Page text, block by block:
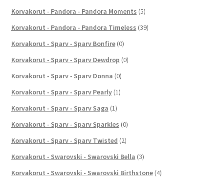
Korvakorut - Pandora - Pandora Moments (5)
Korvakorut - Pandora - Pandora Timeless (39)
Korvakorut - Sparv - Sparv Bonfire (0)
Korvakorut - Sparv - Sparv Dewdrop (0)
Korvakorut - Sparv - Sparv Donna (0)
Korvakorut - Sparv - Sparv Pearly (1)
Korvakorut - Sparv - Sparv Saga (1)
Korvakorut - Sparv - Sparv Sparkles (0)
Korvakorut - Sparv - Sparv Twisted (2)
Korvakorut - Swarovski - Swarovski Bella (3)
Korvakorut - Swarovski - Swarovski Birthstone (4)